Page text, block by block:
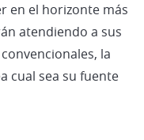
en el horizonte más
atendiendo a sus
la
cual sea su fuente